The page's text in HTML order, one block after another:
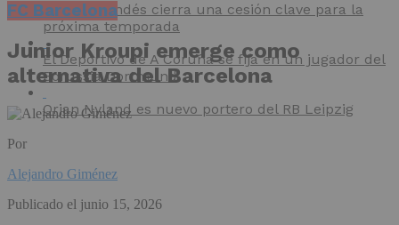
El CD Mirandés cierra una cesión clave para la
próxima temporada
El Deportivo de A Coruña se fija en un jugador del
Borussia Dortmund
Orjan Nyland es nuevo portero del RB Leipzig
FC Barcelona
Junior Kroupi emerge como
alternativa del Barcelona
Por
Alejandro Giménez
Publicado el junio 15, 2026